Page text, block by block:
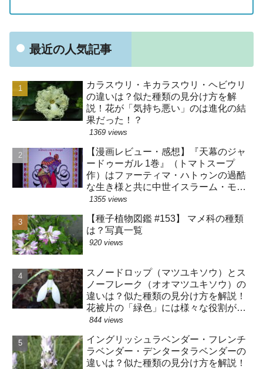
最近の人気記事
カラスウリ・キカラスウリ・ヘビウリ
の違いは？似た種類の見分け方を解
説！花が「気持ち悪い」のは進化の結
果だった！？
1369 views
【漫画レビュー・感想】『天幕のジャ
ードゥーガル 1巻』（トマトスープ
作）はファーティマ・ハトゥンの過酷
な生き様と共に中世イスラーム・モン
ゴルの暮らしが分かる漫画です【史実
1355 views
【種子植物図鑑 #153】 マメ科の種類
は？写真一覧
920 views
スノードロップ（マツユキソウ）とス
ノーフレーク（オオマツユキソウ）の
違いは？似た種類の見分け方を解説！
花被片の「緑色」には様々な役割があ
った！？
844 views
イングリッシュラベンダー・フレンチ
ラベンダー・デンタータラベンダーの
違いは？似た種類の見分け方を解説！